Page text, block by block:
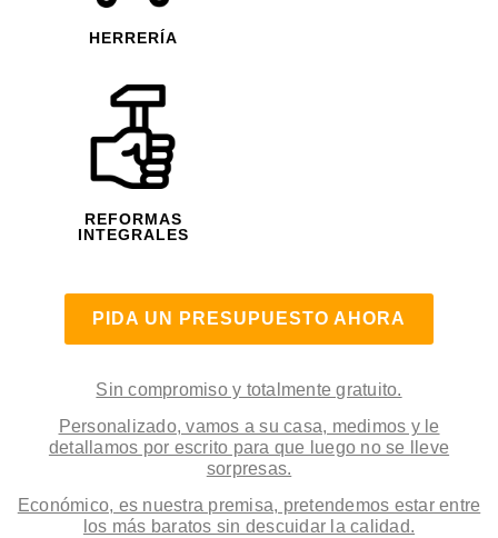
HERRERÍA
REFORMAS
INTEGRALES
PIDA UN PRESUPUESTO AHORA
Sin compromiso y totalmente gratuito.
Personalizado, vamos a su casa, medimos y le
detallamos por escrito para que luego no se lleve
sorpresas.
Económico, es nuestra premisa, pretendemos estar entre
los más baratos sin descuidar la calidad.